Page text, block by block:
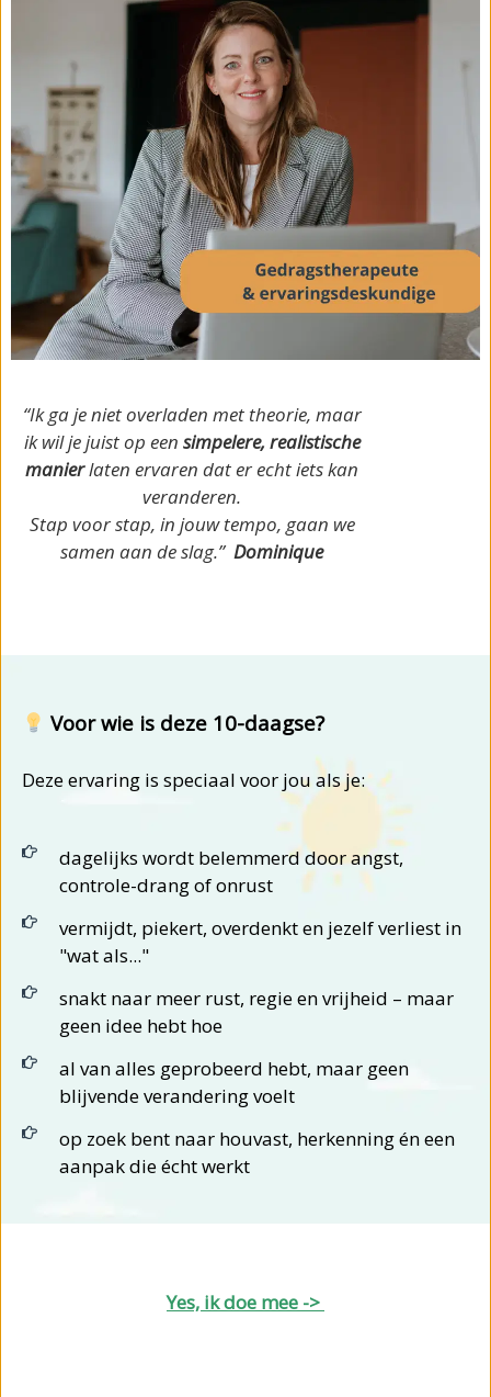
“Ik ga je niet overladen met theorie, maar
ik wil je juist op een simpelere, realistische
manierlaten ervaren dat er echt iets kan
veranderen.
Stap voor stap, in jouw tempo, gaan we
samen aan de slag.”Dominique
Voor wie is deze 10-daagse?
Deze ervaring is speciaal voor jou als je:
dagelijks wordt belemmerd door angst,
controle-drang of onrust
vermijdt, piekert, overdenkt en jezelf verliest in
"wat als..."
snakt naar meer rust, regie en vrijheid – maar
geen idee hebt hoe
al van alles geprobeerd hebt, maar geen
blijvende verandering voelt
op zoek bent naar houvast, herkenning én een
aanpak die écht werkt
Yes, ik doe mee ->